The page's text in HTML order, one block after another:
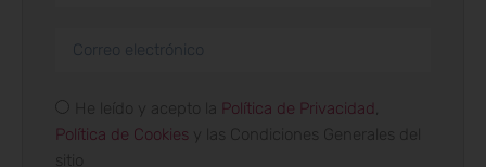
Política de Privacidad
Política de Cookies y las Condiciones Generales del